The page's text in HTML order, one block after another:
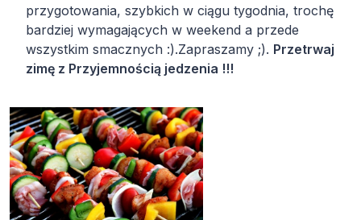
przygotowania, szybkich w ciągu tygodnia, trochę
bardziej wymagających w weekend a przede
wszystkim smacznych :).Zapraszamy ;). Przetrwaj
zimę z Przyjemnością jedzenia !!!